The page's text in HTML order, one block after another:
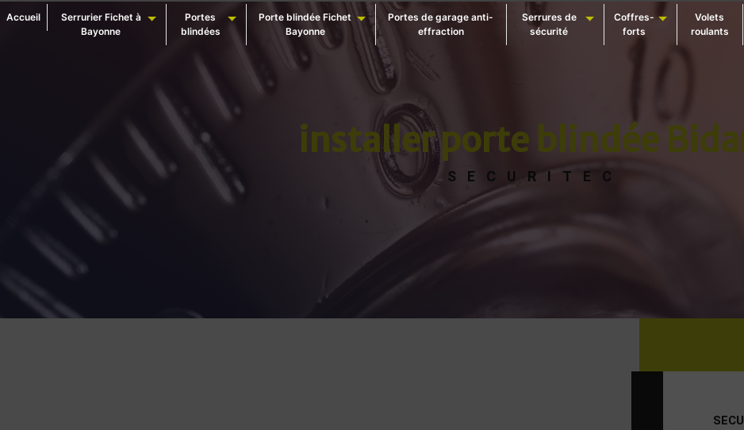
Accueil
Serrurier Fichet à
Bayonne
Portes
blindées
Porte blindée Fichet
Bayonne
Portes de garage anti-
effraction
Serrures de
sécurité
Coffres-
forts
Volets
roulants
installer porte blindée
SECURITEC
Panneau de gestion des cookies